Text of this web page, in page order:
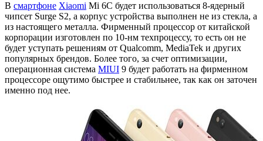
В смартфоне Xiaomi Mi 6C будет использоваться 8-ядерный
чипсет Surge S2, а корпус устройства выполнен не из стекла, а
из настоящего металла. Фирменный процессор от китайской
корпорации изготовлен по 10-нм техпроцессу, то есть он не
будет уступать решениям от Qualcomm, MediaTek и других
популярных брендов. Более того, за счет оптимизации,
операционная система MIUI 9 будет работать на фирменном
процессоре ощутимо быстрее и стабильнее, так как он заточен
именно под нее.